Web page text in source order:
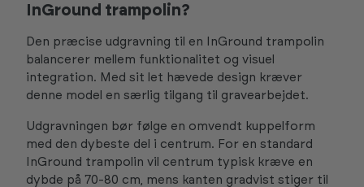
InGround trampolin?
Den præcise udgravning til en InGround trampolin
balancerer mellem funktionalitet og visuel
integration. Med sit let hævede design kræver
denne model en særlig tilgang til gravearbejdet.
Udgravningen bør følge en omvendt kuppelform
med den dybeste del i centrum. For en standard
InGround trampolin vil centrum typisk kræve en
dybde på 70-80 cm, mens kanten gradvist stiger til